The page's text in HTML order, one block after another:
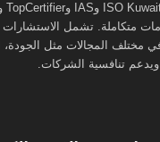
متكاملة. تشمل الاستشارات
مختلف المجالات مثل الجودة،
ويدعم تنافسية الشركات.